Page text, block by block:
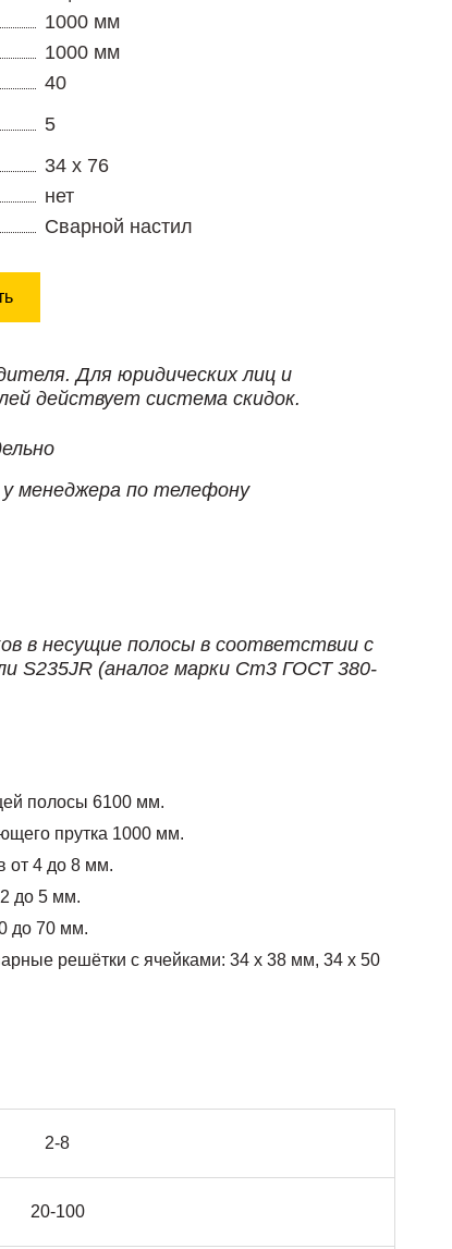
1000 мм
1000 мм
40
5
34 х 76
нет
Сварной настил
Для юридических лиц и
действует система скидок.
менеджера по телефону
в несущие полосы в соответствии с
S235JR (аналог марки Ст3 ГОСТ 380-
полосы 6100 мм.
прутка 1000 мм.
от 4 до 8 мм.
до 5 мм.
до 70 мм.
решётки с ячейками: 34 х 38 мм, 34 х 50
2-8
20-100